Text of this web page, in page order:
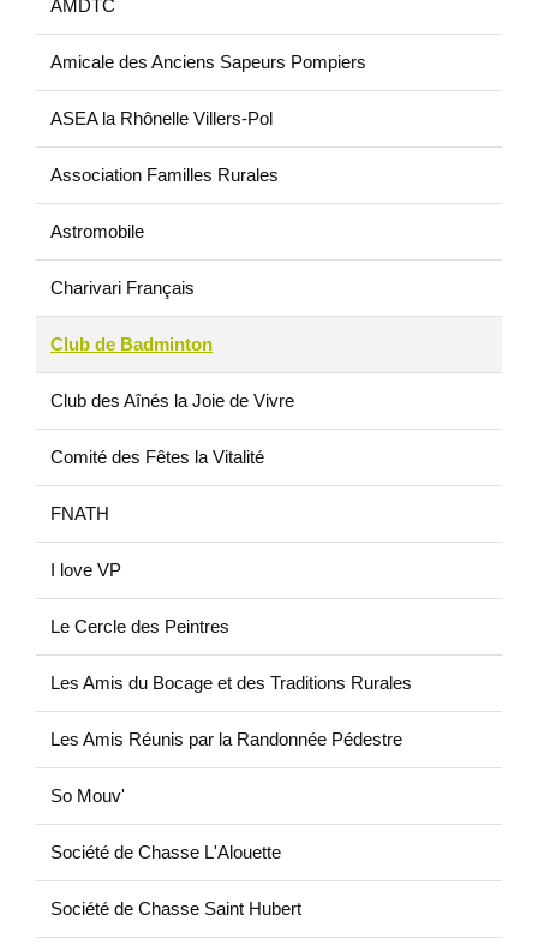
AMDTC
Amicale des Anciens Sapeurs Pompiers
ASEA la Rhônelle Villers-Pol
Association Familles Rurales
Astromobile
Charivari Français
Club de Badminton
Club des Aînés la Joie de Vivre
Comité des Fêtes la Vitalité
FNATH
I love VP
Le Cercle des Peintres
Les Amis du Bocage et des Traditions Rurales
Les Amis Réunis par la Randonnée Pédestre
So Mouv'
Société de Chasse L'Alouette
Société de Chasse Saint Hubert